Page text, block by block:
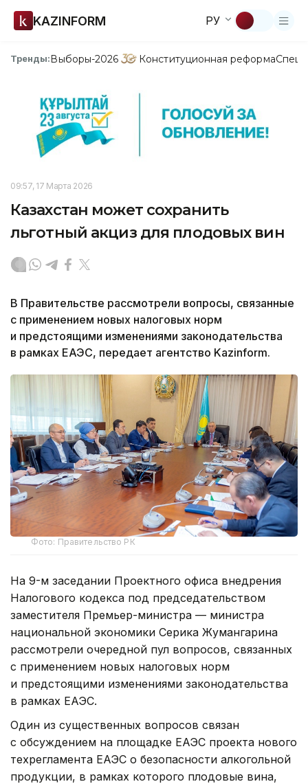
KAZINFORM РУ
Тренды:Выборы-2026 Конституционная реформа
09:57, 17 Марта 2026
Казахстан может сохранить
льготный акциз для плодовых вин
В Правительстве рассмотрели вопросы, связанные
с применением новых налоговых норм
и предстоящими изменениями законодательства
в рамках ЕАЭС, передает агентство Kazinform.
Фото: Правительство РК
На 9-м заседании Проектного офиса внедрения
Налогового кодекса под председательством
заместителя Премьер-министра — министра
национальной экономики Серика Жумангарина
рассмотрели очередной пул вопросов, связанных
с применением новых налоговых норм
и предстоящими изменениями законодательства
в рамках ЕАЭС.
Один из существенных вопросов связан
с обсуждением на площадке ЕАЭС проекта нового
техрегламента ЕАЭС о безопасности алкогольной
продукции, в рамках которого плодовые вина,